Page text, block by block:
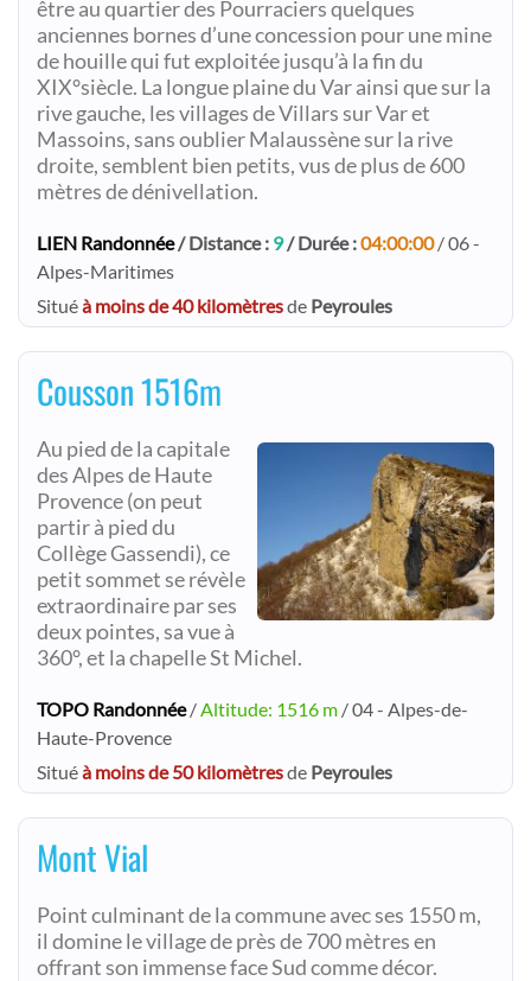
être au quartier des Pourraciers quelques
anciennes bornes d’une concession pour une mine
de houille qui fut exploitée jusqu’à la fin du
XIX°siècle. La longue plaine du Var ainsi que sur la
rive gauche, les villages de Villars sur Var et
Massoins, sans oublier Malaussène sur la rive
droite, semblent bien petits, vus de plus de 600
mètres de dénivellation.
LIEN Randonnée/ Distance : 9/ Durée :04:00:00/ 06 -
Alpes-Maritimes
Situéà moins de 40 kilomètresde Peyroules
Cousson 1516m
Au pied de la capitale
des Alpes de Haute
Provence (on peut
partir à pied du
Collège Gassendi), ce
petit sommet se révèle
extraordinaire par ses
deux pointes, sa vue à
360°, et la chapelle St Michel.
TOPO Randonnée/Altitude: 1516 m / 04 - Alpes-de-
Haute-Provence
Situéà moins de 50 kilomètresde Peyroules
Mont Vial
Point culminant de la commune avec ses 1550 m,
il domine le village de près de 700 mètres en
offrant son immense face Sud comme décor.